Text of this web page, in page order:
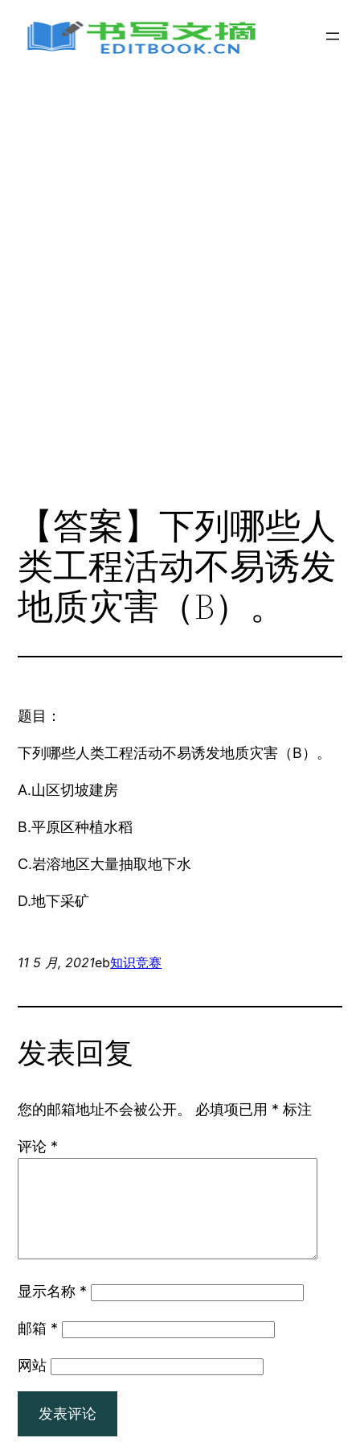
【答案】下列哪些人
类工程活动不易诱发
地质灾害（B）。
题目：
下列哪些人类工程活动不易诱发地质灾害（B）。
A.山区切坡建房
B.平原区种植水稻
C.岩溶地区大量抽取地下水
D.地下采矿
11 5 月, 2021eb知识竞赛
发表回复
您的邮箱地址不会被公开。 必填项已用 * 标注
评论 *
显示名称 *
邮箱 *
网站